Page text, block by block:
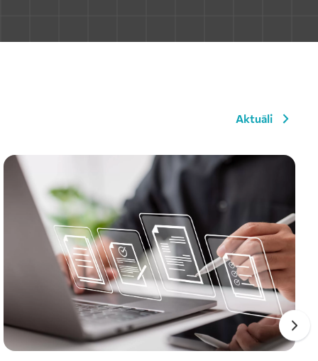
Aktuāli